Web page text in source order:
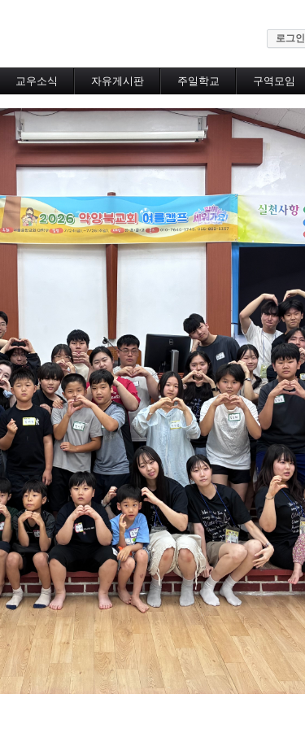
로그인
교우소식 자유게시판 주일학교 구역모임